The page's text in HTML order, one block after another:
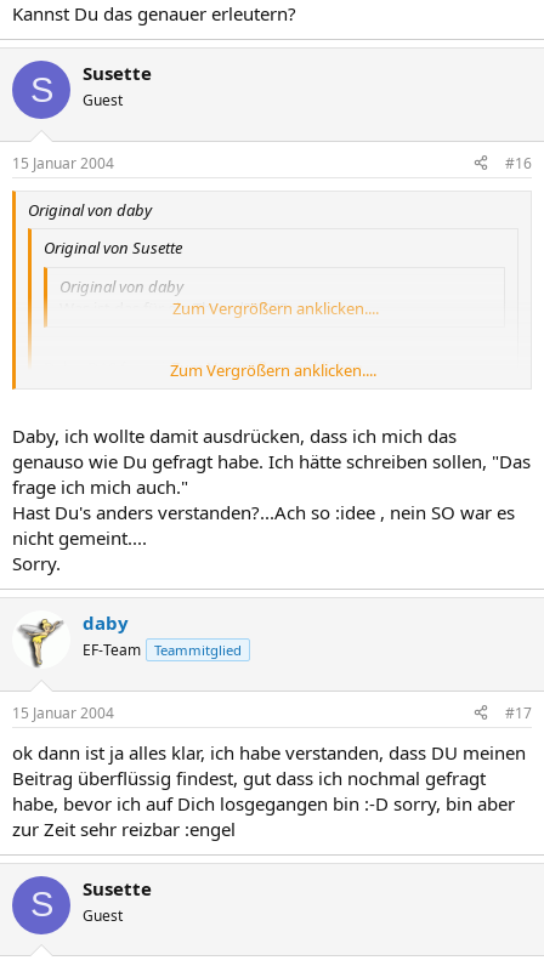
Kannst Du das genauer erleutern?
S Susette
Guest
15 Januar 2004 #16
Original von daby
Original von Susette
Original von daby
Was ist das für ein Thread??????
Zum Vergrößern anklicken....
Daby, DAS frage ich mich jetzt.Zum Vergrößern anklicken....
Kannst Du das genauer erleutern?
Zum Vergrößern anklicken....
Daby, ich wollte damit ausdrücken, dass ich mich das
genauso wie Du gefragt habe. Ich hätte schreiben sollen, "Das
frage ich mich auch."
Hast Du's anders verstanden?...Ach so :idee , nein SO war es
nicht gemeint....
Sorry.
daby
EF-Team Teammitglied
15 Januar 2004 #17
ok dann ist ja alles klar, ich habe verstanden, dass DU meinen
Beitrag überflüssig findest, gut dass ich nochmal gefragt
habe, bevor ich auf Dich losgegangen bin :-D sorry, bin aber
zur Zeit sehr reizbar :engel
S Susette
Guest